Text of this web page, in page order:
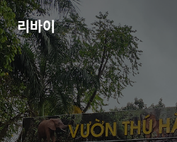
리바이